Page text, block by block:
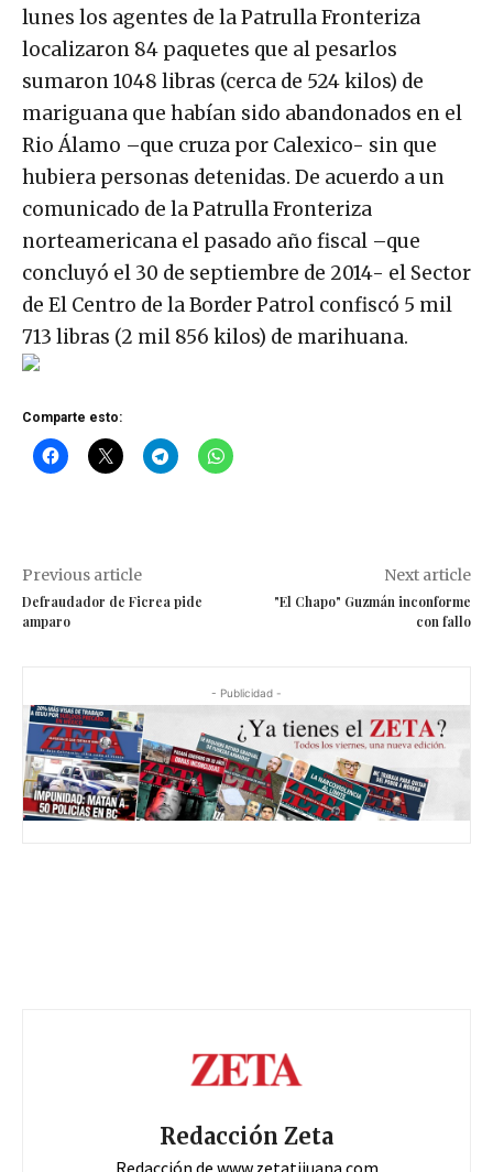
lunes los agentes de la Patrulla Fronteriza
localizaron 84 paquetes que al pesarlos
sumaron 1048 libras (cerca de 524 kilos) de
mariguana que habían sido abandonados en el
Rio Álamo –que cruza por Calexico- sin que
hubiera personas detenidas. De acuerdo a un
comunicado de la Patrulla Fronteriza
norteamericana el pasado año fiscal –que
concluyó el 30 de septiembre de 2014- el Sector
de El Centro de la Border Patrol confiscó 5 mil
713 libras (2 mil 856 kilos) de marihuana.
Comparte esto:
Previous article
Defraudador de Ficrea pide
amparo
Next article
"El Chapo" Guzmán inconforme
con fallo
- Publicidad -
Redacción Zeta
Redacción de www.zetatijuana.com